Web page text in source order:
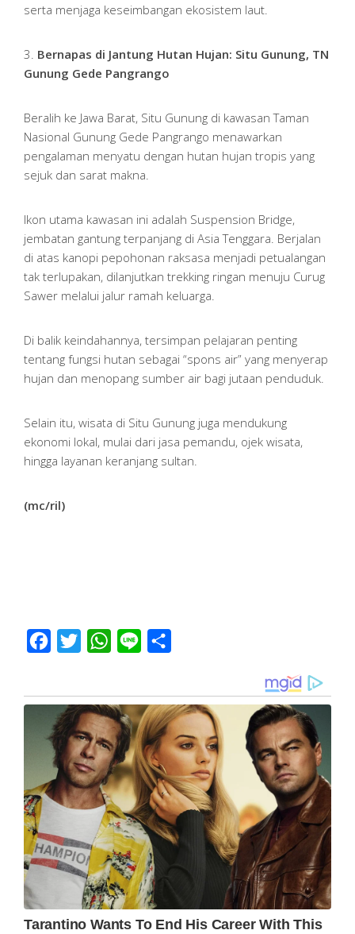
serta menjaga keseimbangan ekosistem laut.
3. Bernapas di Jantung Hutan Hujan: Situ Gunung, TN
Gunung Gede Pangrango
Beralih ke Jawa Barat, Situ Gunung di kawasan Taman
Nasional Gunung Gede Pangrango menawarkan
pengalaman menyatu dengan hutan hujan tropis yang
sejuk dan sarat makna.
Ikon utama kawasan ini adalah Suspension Bridge,
jembatan gantung terpanjang di Asia Tenggara. Berjalan
di atas kanopi pepohonan raksasa menjadi petualangan
tak terlupakan, dilanjutkan trekking ringan menuju Curug
Sawer melalui jalur ramah keluarga.
Di balik keindahannya, tersimpan pelajaran penting
tentang fungsi hutan sebagai “spons air” yang menyerap
hujan dan menopang sumber air bagi jutaan penduduk.
Selain itu, wisata di Situ Gunung juga mendukung
ekonomi lokal, mulai dari jasa pemandu, ojek wisata,
hingga layanan keranjang sultan.
(mc/ril)
Facebook
Twitter WhatsApp
Line